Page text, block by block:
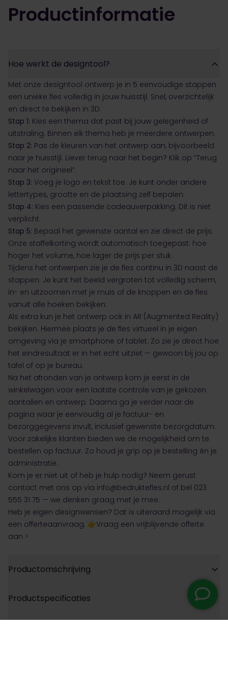
Productinformatie
Hoe werkt de designtool?
Met onze designtool ontwerp je in 5 eenvoudige stappen
een unieke fles volledig in jouw huisstijl. Snel, overzichtelijk
en direct te bekijken in 3D.
Stap 1: Kies een thema dat past bij jouw gelegenheid of
uitstraling. Binnen elk thema heb je meerdere ontwerpen.
Stap 2: Pas de kleuren van het ontwerp aan, bijvoorbeeld
naar je huisstijl. Liever terug naar het begin? Klik op ”Terug
naar het origineel”.
Stap 3: Voeg je logo en tekst toe. Je kunt onder andere
lettertypes, grootte en de plaatsing zelf bepalen.
Stap 4: Kies een passende cadeauverpakking. Dit is niet
verplicht.
Stap 5: Bepaal het gewenste aantal en zie direct de prijs.
Onze staffelkorting wordt automatisch toegepast: hoe
hoger het volume, hoe lager de prijs per stuk.
Tijdens het ontwerpen zie je de fles continu in 3D naast de
stappen. Je kunt het beeld vergroten tot volledig scherm,
in- en uitzoomen met je muis of de knoppen en de fles
vanuit alle hoeken bekijken.
Als extra kun je het ontwerp ook in AR (Augmented Reality)
bekijken. Hiermee plaats je de fles virtueel in je eigen
omgeving via je smartphone of tablet. Zo zie je direct hoe
het eindresultaat er in het echt uitziet — gewoon bij jou op
tafel of op je bureau.
Na het afronden van je ontwerp kom je eerst in de
winkelwagen voor een laatste controle van je gekozen
aantallen en ontwerp. Daarna ga je verder naar de
pagina waar je eenvoudig al je factuur- en
bezorggegevens invult, inclusief gewenste bezorgdatum.
Voor zakelijke klanten bieden we de mogelijkheid om te
bestellen op factuur. Zo houd je grip op je bestelling én je
administratie.
Kom je er niet uit of heb je hulp nodig? Neem gerust
contact met ons op via info@bedruktefles.nl of bel 023
555 31 75 — we denken graag met je mee.
Heb je eigen designwensen? Dat is uiteraard mogelijk via
een offerteaanvraag. 👉Vraag een vrijblijvende offerte
aan >
Productomschrijving
Productspecificaties